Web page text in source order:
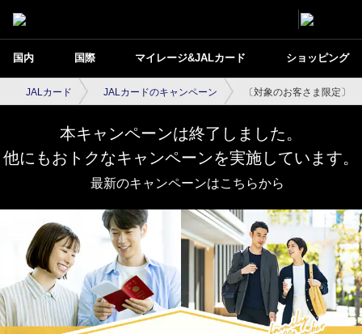
国内 国際 マイレージ&JALカード ショッピング
JALカード JALカードのキャンペーン 〔対象のお客さま限定〕
本キャンペーンは終了しました。
他にもおトクなキャンペーンを実施しています。
最新のキャンペーンはこちらから